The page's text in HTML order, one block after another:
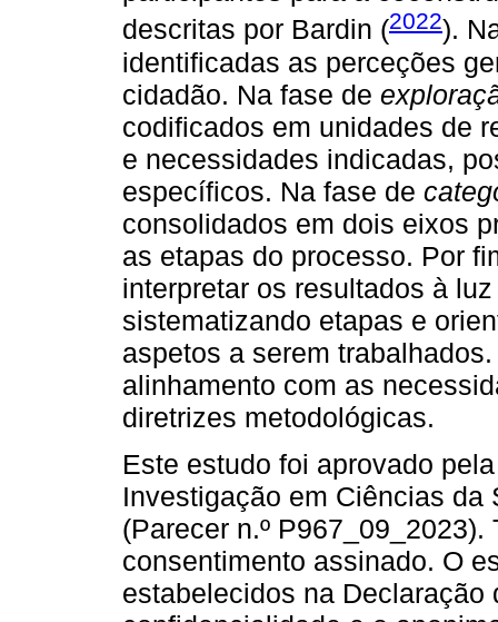
descritas por Bardin (2022).
identificadas as perceções
cidadão. Na fase de
codificados em unidades de
e necessidades indicadas,
específicos. Na fase de
consolidados em dois eixos
as etapas do processo. Por
interpretar os resultados à
sistematizando etapas e
aspetos a serem
alinhamento com as
diretrizes metodológicas.
Este estudo foi aprovado
Investigação em Ciências da
(Parecer n.º
consentimento assinado. O
estabelecidos na